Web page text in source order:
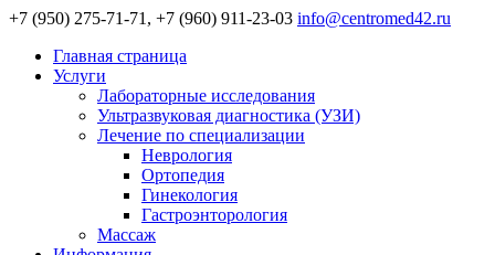
+7 (950) 275-71-71, +7 (960) 911-23-03 info@centromed42.ru
Главная страница
Услуги
Лабораторные исследования
Ультразвуковая диагностика (УЗИ)
Лечение по специализации
Неврология
Ортопедия
Гинекология
Гастроэнторология
Массаж